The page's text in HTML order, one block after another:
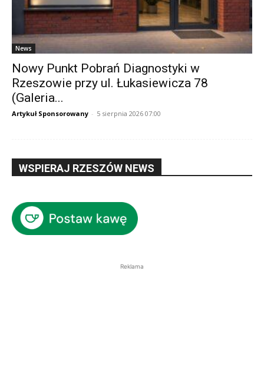
News
Nowy Punkt Pobrań Diagnostyki w
Rzeszowie przy ul. Łukasiewicza 78
(Galeria...
Artykuł Sponsorowany - 5 sierpnia 2026 07:00
WSPIERAJ RZESZÓW NEWS
Reklama